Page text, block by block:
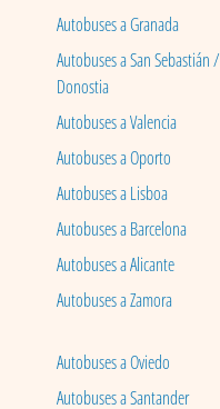
Autobuses a Granada
Autobuses a San Sebastián /
Donostia
Autobuses a Valencia
Autobuses a Oporto
Autobuses a Lisboa
Autobuses a Barcelona
Autobuses a Alicante
Autobuses a Zamora
Autobuses a Oviedo
Autobuses a Santander